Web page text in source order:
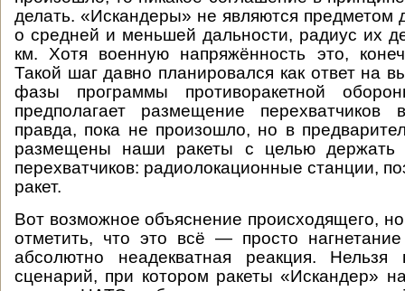
делать. «Искандеры» не являются предметом
о средней и меньшей дальности, радиус их
км. Хотя военную напряжённость это,
Такой шаг давно планировался как ответ на
фазы программы противоракетной
предполагает размещение
правда, пока не произошло, но в
размещены наши ракеты с целью держать
перехватчиков: радиолокационные станции,
ракет.
Вот возможное объяснение происходящего,
отметить, что это всё — просто
абсолютно неадекватная реакция. Нельзя
сценарий, при котором ракеты «Искандер»